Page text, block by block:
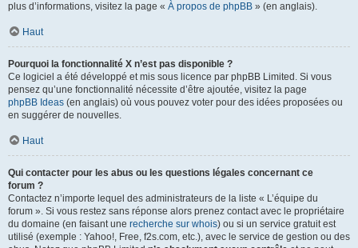
plus d’informations, visitez la page « À propos de phpBB » (en anglais).
Haut
Pourquoi la fonctionnalité X n’est pas disponible ?
Ce logiciel a été développé et mis sous licence par phpBB Limited. Si vous
pensez qu’une fonctionnalité nécessite d’être ajoutée, visitez la page
phpBB Ideas (en anglais) où vous pouvez voter pour des idées proposées ou
en suggérer de nouvelles.
Haut
Qui contacter pour les abus ou les questions légales concernant ce
forum ?
Contactez n’importe lequel des administrateurs de la liste « L’équipe du
forum ». Si vous restez sans réponse alors prenez contact avec le propriétaire
du domaine (en faisant une recherche sur whois) ou si un service gratuit est
utilisé (exemple : Yahoo!, Free, f2s.com, etc.), avec le service de gestion ou des